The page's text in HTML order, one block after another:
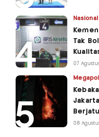
Nasional
Tak
07
08